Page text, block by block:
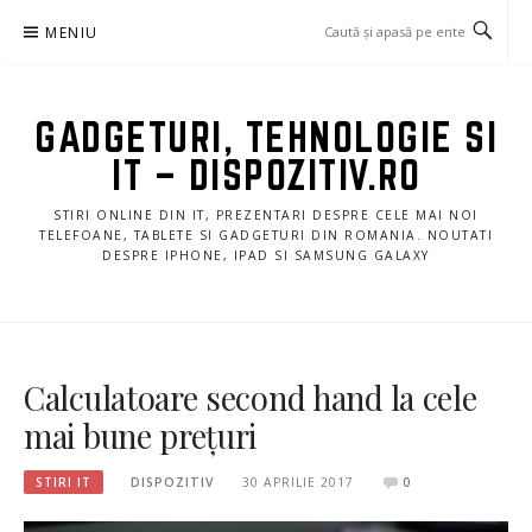
MENIU
GADGETURI, TEHNOLOGIE SI
IT – DISPOZITIV.RO
STIRI ONLINE DIN IT, PREZENTARI DESPRE CELE MAI NOI
TELEFOANE, TABLETE SI GADGETURI DIN ROMANIA. NOUTATI
DESPRE IPHONE, IPAD SI SAMSUNG GALAXY
Calculatoare second hand la cele
mai bune prețuri
STIRI IT DISPOZITIV 30 APRILIE 2017 0